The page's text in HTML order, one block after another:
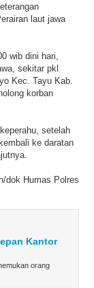
laut jawa
wib dini hari,
sekitar pkl
Kec. Tayu Kab.
korban
setelah
ke daratan
dok Humas Polres
Kantor
orang